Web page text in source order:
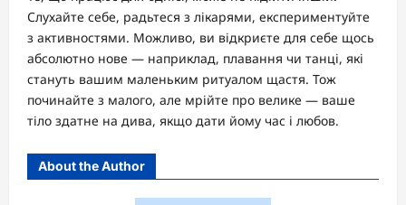
Слухайте себе, радьтеся з лікарями, експериментуйте
з активностями. Можливо, ви відкриєте для себе щось
абсолютно нове — наприклад, плавання чи танці, які
стануть вашим маленьким ритуалом щастя. Тож
починайте з малого, але мрійте про велике — ваше
тіло здатне на дива, якщо дати йому час і любов.
About the Author